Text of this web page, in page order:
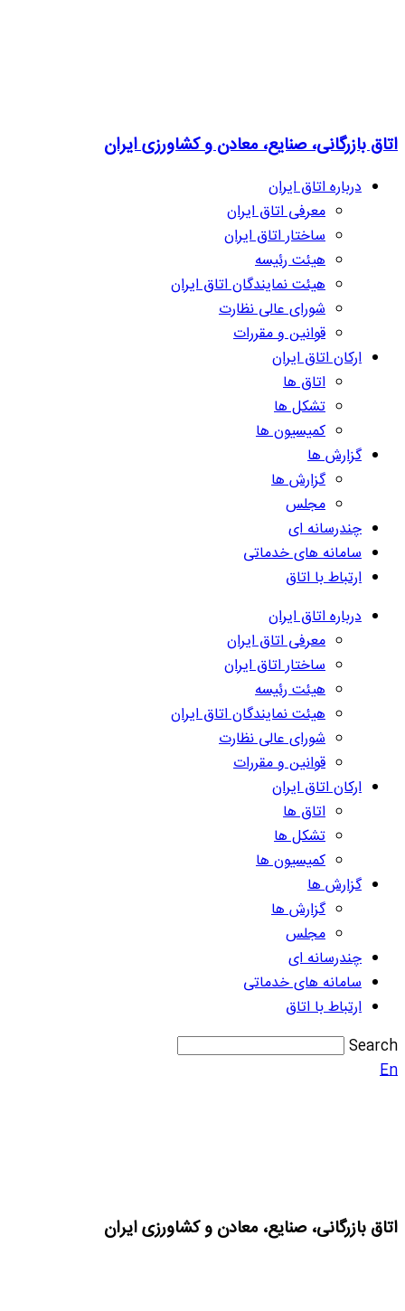
اتاق بازرگانی، صنایع، معادن و کشاورزی ایران
درباره اتاق ایران
معرفی اتاق ایران
ساختار اتاق ایران
هیئت رئیسه
هیئت نمایندگان اتاق ایران
شورای عالی نظارت
قوانین و مقررات
ارکان اتاق ایران
اتاق ها
تشکل ها
کمیسیون ها
گزارش ها
گزارش ها
مجلس
چندرسانه ای
سامانه های خدماتی
ارتباط با اتاق
درباره اتاق ایران
معرفی اتاق ایران
ساختار اتاق ایران
هیئت رئیسه
هیئت نمایندگان اتاق ایران
شورای عالی نظارت
قوانین و مقررات
ارکان اتاق ایران
اتاق ها
تشکل ها
کمیسیون ها
گزارش ها
گزارش ها
مجلس
چندرسانه ای
سامانه های خدماتی
ارتباط با اتاق
Search
En
اتاق بازرگانی، صنایع، معادن و کشاورزی ایران